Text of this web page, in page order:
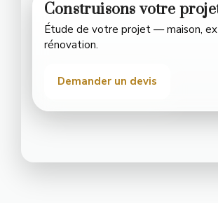
Construisons votre
Étude de votre projet — maison,
rénovation.
Demander un devis